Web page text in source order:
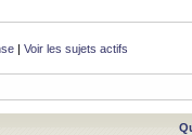
| Voir les sujets actifs